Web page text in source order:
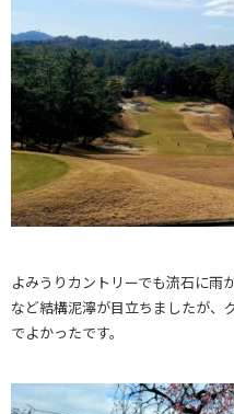
よみうりカントリーでも流石に雨
など結構泥濘が目立ちましたが、
でよかったです。